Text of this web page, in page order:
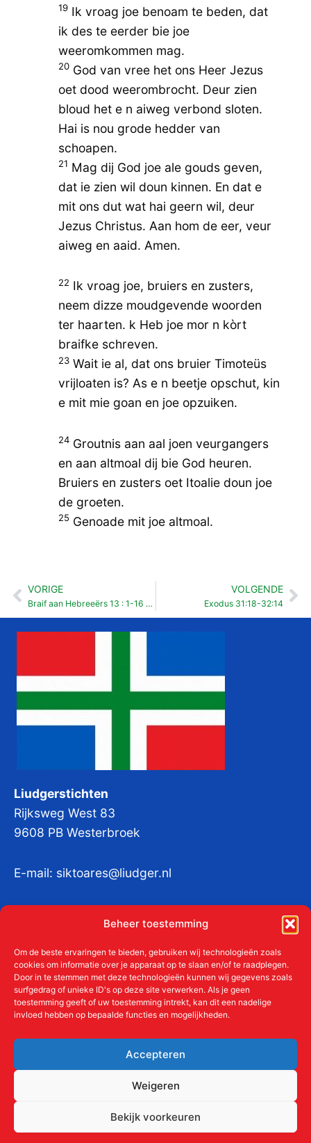
Beheer toestemming
Om de beste ervaringen te bieden, gebruiken wij technologieën zoals
cookies om informatie over je apparaat op te slaan en/of te raadplegen.
Door in te stemmen met deze technologieën kunnen wij gegevens zoals
surfgedrag of unieke ID's op deze site verwerken. Als je geen
toestemming geeft of uw toestemming intrekt, kan dit een nadelige
invloed hebben op bepaalde functies en mogelijkheden.
Accepteren
Weigeren
Bekijk voorkeuren
19Ik vroag joe benoam te beden, dat
ik des te eerder bie joe
weeromkommen mag.
20God van vree het ons Heer Jezus
oet dood weerombrocht. Deur zien
bloud het e n aiweg verbond sloten.
Hai is nou grode hedder van
schoapen.
21 Mag dij God joe ale gouds geven,
dat ie zien wil doun kinnen. En dat e
mit ons dut wat hai geern wil, deur
Jezus Christus. Aan hom de eer, veur
aiweg en aaid. Amen.
22 Ik vroag joe, bruiers en zusters,
neem dizze moudgevende woorden
ter haarten. k Heb joe mor n kòrt
braifke schreven.
23Wait ie al, dat ons bruier Timoteüs
vrijloaten is? As e n beetje opschut, kin
e mit mie goan en joe opzuiken.
24Groutnis aan aal joen veurgangers
en aan altmoal dij bie God heuren.
Bruiers en zusters oet Itoalie doun joe
de groeten.
25 Genoade mit joe altmoal.
Vorige
VORIGE
Braif aan Hebreeërs 13 : 1-16 Pinkstermoandag
VOLGENDE
Exodus 31:18-32:14
Liudgerstichten
Rijksweg West 83
9608 PB Westerbroek
E-mail: siktoares@liudger.nl
KvKnr:41011712
Meer over de Liudgerstichten
Aanmelden als donateur
ANBI
Contact